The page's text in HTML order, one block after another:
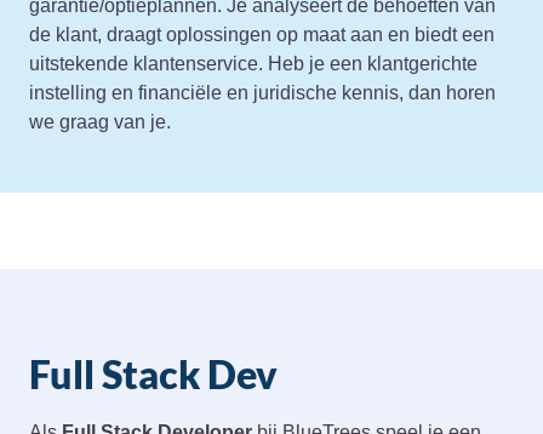
garantie/optieplannen. Je analyseert de behoeften van
de klant, draagt oplossingen op maat aan en biedt een
uitstekende klantenservice. Heb je een klantgerichte
instelling en financiële en juridische kennis, dan horen
we graag van je.
Full Stack Dev